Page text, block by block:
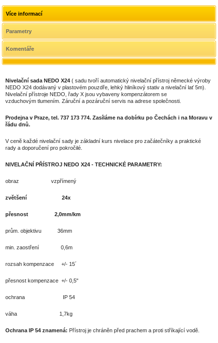
Více informací
Parametry
Komentáře
Nivelační sada NEDO X24( sadu tvoří automatický nivelační přístroj německé výroby
NEDO X24 dodávaný v plastovém pouzdře, lehký hliníkový stativ a nivelační lať 5m).
Nivelační přístroje NEDO, řady X jsou vybaveny kompenzátorem se
vzduchovým tlumením. Záruční a pozáruční servis na adrese společnosti.
Prodejna v Praze, tel. 737 173 774. Zasíláme na dobírku po Čechách i na Moravu v
řádu dnů.
V ceně každé nivelační sady je základní kurs nivelace pro začátečníky a praktické
rady a doporučení pro pokročilé.
NIVELAČNÍ PŘÍSTROJ NEDO X24 - TECHNICKÉ PARAMETRY:
obraz vzpřímený
zvětšení 24x
přesnost 2,0mm/km
prům. objektivu 36mm
min. zaostření 0,6m
rozsah kompenzace +/- 15´
přesnost kompenzace +/- 0,5"
ochrana IP 54
váha 1,7kg
Ochrana IP 54 znamená: Přístroj je chráněn před prachem a proti stříkající vodě.